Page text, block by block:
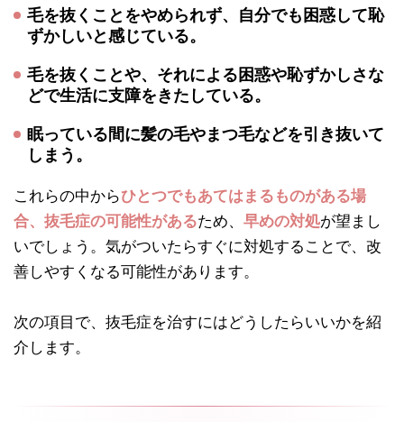
毛を抜くことをやめられず、自分でも困惑して恥
ずかしいと感じている。
毛を抜くことや、それによる困惑や恥ずかしさな
どで生活に支障をきたしている。
眠っている間に髪の毛やまつ毛などを引き抜いて
しまう。
これらの中からひとつでもあてはまるものがある場
合、抜毛症の可能性があるため、 早めの対処が望まし
いでしょう。気がついたらすぐに対処することで、改
善しやすくなる可能性があります。
次の項目で、抜毛症を治すにはどうしたらいいかを紹
介します。